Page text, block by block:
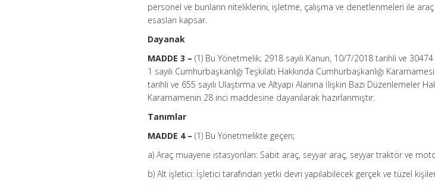
personel ve bunların niteliklerini, işletme, çalışma ve denetlenmeleri ile
esasları kapsar.
Dayanak
MADDE 3 –(1) Bu Yönetmelik; 2918 sayılı Kanun, 10/7/2018 tarihli ve 30474
1 sayılı Cumhurbaşkanlığı Teşkilatı Hakkında Cumhurbaşkanlığı
tarihli ve 655 sayılı Ulaştırma ve Altyapı Alanına İlişkin Bazı Düzenlemeler
Kararnamenin 28 inci maddesine dayanılarak hazırlanmıştır.
Tanımlar
MADDE 4 –(1) Bu Yönetmelikte geçen;
a) Araç muayene istasyonları: Sabit araç, seyyar araç, seyyar traktör ve
b) Alt işletici: İşletici tarafından yetki devri yapılabilecek gerçek ve tüzel